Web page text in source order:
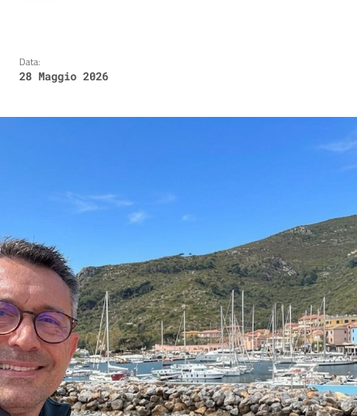
Data:
28 Maggio 2026